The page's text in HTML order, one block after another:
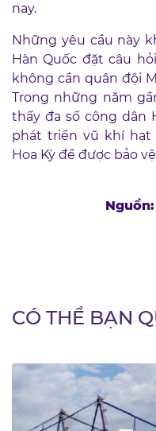
nay.
Những yêu cầu này
Hàn Quốc đặt câu
không cần quân đội
Trong những năm
thấy đa số công dân
phát triển vũ khí hạt
Hoa Kỳ để được bảo
CÓ THỂ BẠN